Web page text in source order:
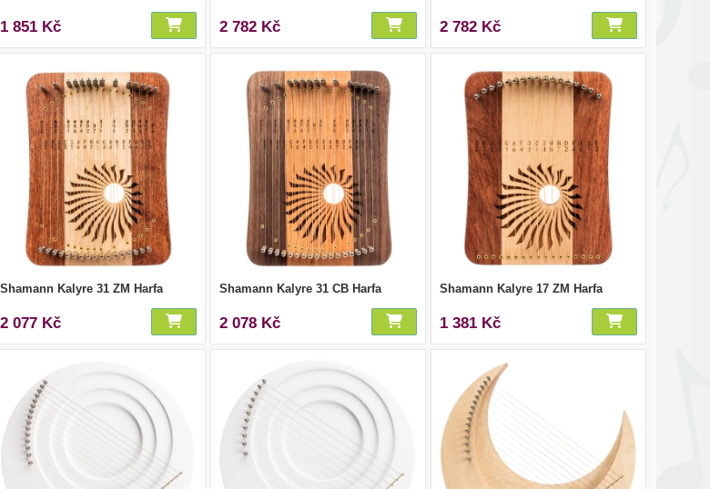
1 851 Kč 2 782 Kč 2 782 Kč
Shamann Kalyre 31 ZM Harfa
2 077 Kč
Shamann Kalyre 31 CB Harfa
2 078 Kč
Shamann Kalyre 17 ZM Harfa
1 381 Kč